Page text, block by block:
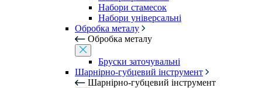
Набори стамесок
Набори універсальні
Обробка металу
Обробка металу
Бруски заточувальні
Шарнірно-губцевий інструмент
Шарнірно-губцевий інструмент